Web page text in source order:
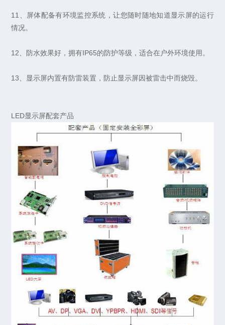
11、屏体配备有环境监控系统，让您随时随地知道显示屏的运行
情况。
12、防水效果好，拥有IP65的防护等级，适合在户外环境使用。
13、显示屏内置有防雷装置，防止显示屏因被雷击中而烧毁。
LED显示屏配套产品